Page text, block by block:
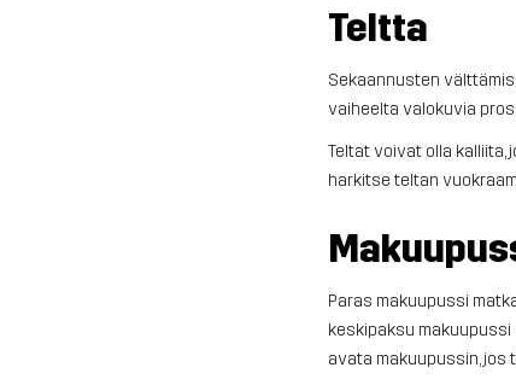
Teltta
Sekaannusten
vaiheelta valokuvia
Teltat voivat olla kalliita,
harkitse teltan
Paras makuupussi
keskipaksu makuupussi
avata makuupussin, jos